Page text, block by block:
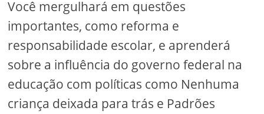
Você mergulhará em questões
importantes, como reforma e
responsabilidade escolar, e aprenderá
sobre a influência do governo federal na
educação com políticas como Nenhuma
criança deixada para trás e Padrões